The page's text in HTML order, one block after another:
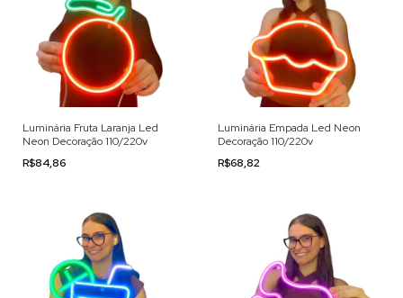
Luminária Fruta Laranja Led
Neon Decoração 110/220v
R$84,86
Luminária Empada Led Neon
Decoração 110/220v
R$68,82